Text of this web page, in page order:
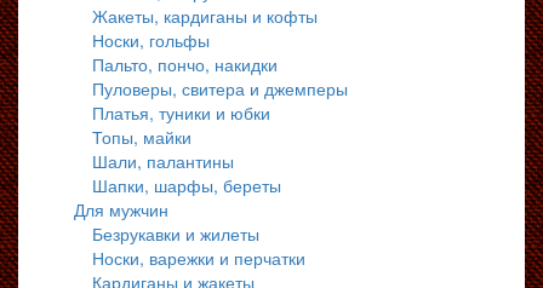
Жакеты, кардиганы и кофты
Носки, гольфы
Пальто, пончо, накидки
Пуловеры, свитера и джемперы
Платья, туники и юбки
Топы, майки
Шали, палантины
Шапки, шарфы, береты
Для мужчин
Безрукавки и жилеты
Носки, варежки и перчатки
Кардиганы и жакеты